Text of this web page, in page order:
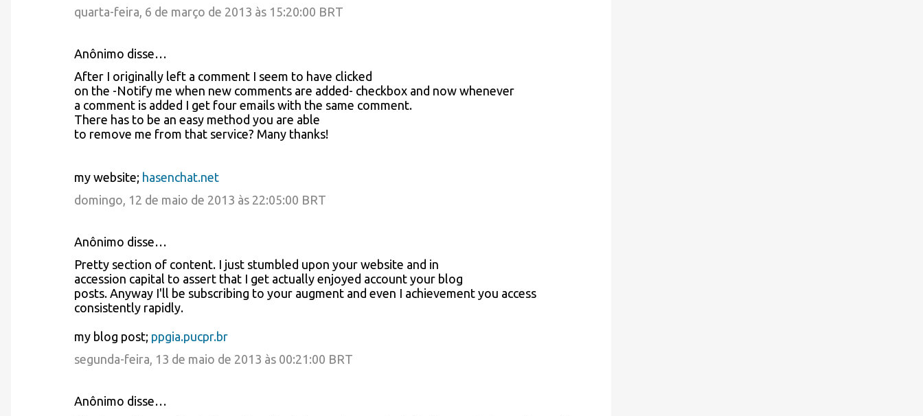
quarta-feira, 6 de março de 2013 às 15:20:00 BRT
Anônimo disse…
After I originally left a comment I seem to have clicked
on the -Notify me when new comments are added- checkbox and now whenever
a comment is added I get four emails with the same comment.
There has to be an easy method you are able
to remove me from that service? Many thanks!
my website; hasenchat.net
domingo, 12 de maio de 2013 às 22:05:00 BRT
Anônimo disse…
Pretty section of content. I just stumbled upon your website and in
accession capital to assert that I get actually enjoyed account your blog
posts. Anyway I'll be subscribing to your augment and even I achievement you access
consistently rapidly.
my blog post; ppgia.pucpr.br
segunda-feira, 13 de maio de 2013 às 00:21:00 BRT
Anônimo disse…